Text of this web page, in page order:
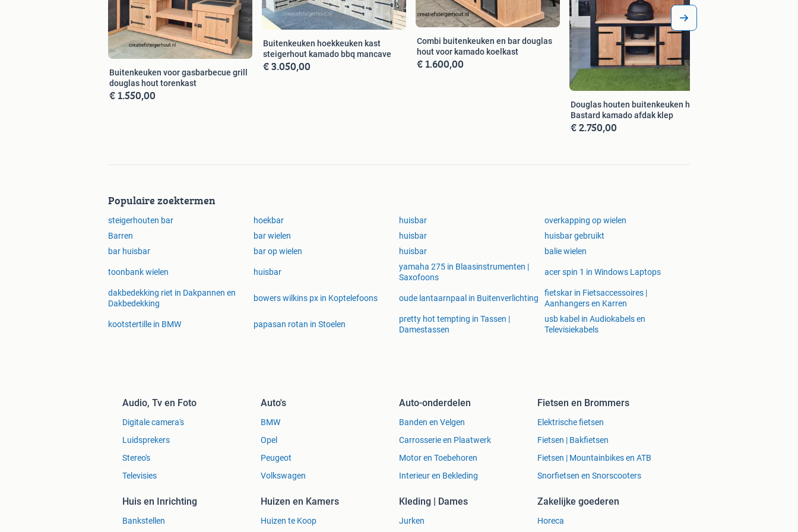
Buitenkeuken voor gasbarbecue grill
douglas hout torenkast
€ 1.550,00
Buitenkeuken hoekkeuken kast
steigerhout kamado bbq mancave
€ 3.050,00
Combi buitenkeuken en bar douglas
hout voor kamado koelkast
€ 1.600,00
Douglas houten buitenkeuken huisje
Bastard kamado afdak klep
€ 2.750,00
Populaire zoektermen
steigerhouten bar hoekbar huisbar
overkapping op wielen
Barren
bar wielen huisbar
huisbar gebruikt
bar huisbar
bar op wielen huisbar balie wielen
toonbank wielen huisbar
yamaha 275 in Blaasinstrumenten |
Saxofoons
acer spin 1 in Windows Laptops
dakbedekking riet in Dakpannen en
Dakbedekking
bowers wilkins px in Koptelefoons oude lantaarnpaal in Buitenverlichting
fietskar in Fietsaccessoires |
Aanhangers en Karren
kootstertille in BMW papasan rotan in Stoelen
pretty hot tempting in Tassen |
Damestassen
usb kabel in Audiokabels en
Televisiekabels
Audio, Tv en Foto
Digitale camera's
Luidsprekers
Stereo's
Televisies
Auto's
BMW
Opel
Peugeot
Volkswagen
Auto-onderdelen
Banden en Velgen
Carrosserie en Plaatwerk
Motor en Toebehoren
Interieur en Bekleding
Fietsen en Brommers
Elektrische fietsen
Fietsen | Bakfietsen
Fietsen | Mountainbikes en ATB
Snorfietsen en Snorscooters
Huis en Inrichting
Bankstellen
Huizen en Kamers
Huizen te Koop
Kleding | Dames
Jurken
Zakelijke goederen
Horeca